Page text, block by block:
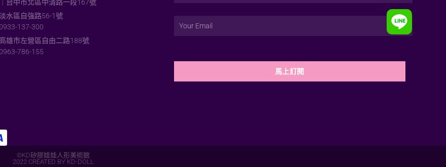
台中市北區中清路一段167號
水區自強路56-1號
137-300
雄市左營區自由二路188號
786-155
馬上訂閱
©KD矽膠娃娃人形美術館
2022 CREATED BY KD-DOLL